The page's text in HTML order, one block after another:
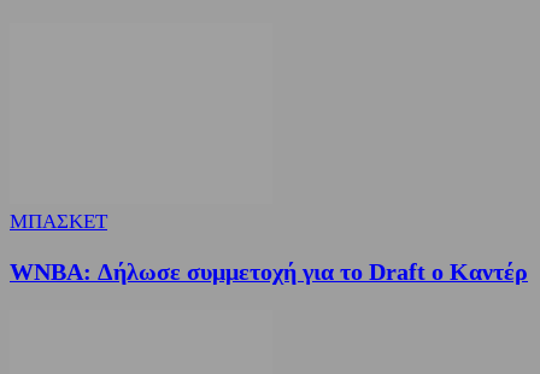
ΜΠΑΣΚΕΤ
WNBA: Δήλωσε συμμετοχή για το Draft ο Καντέρ